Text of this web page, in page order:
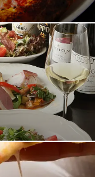
ツァ♪ 毎日自社工房
に最適なコース料
フ特製のソースが